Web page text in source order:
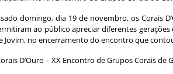
domingo, dia 19 de novembro, os Corais
ao público apreciar diferentes
Jovim, no encerramento do encontro que
D’Ouro – XX Encontro de Grupos Corais